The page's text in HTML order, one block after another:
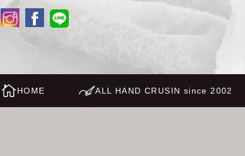
HOME ALL HAND CRUSIN since 2002